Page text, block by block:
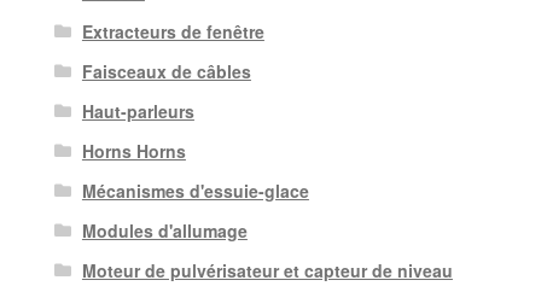
Extracteurs de fenêtre
Faisceaux de câbles
Haut-parleurs
Horns Horns
Mécanismes d'essuie-glace
Modules d'allumage
Moteur de pulvérisateur et capteur de niveau